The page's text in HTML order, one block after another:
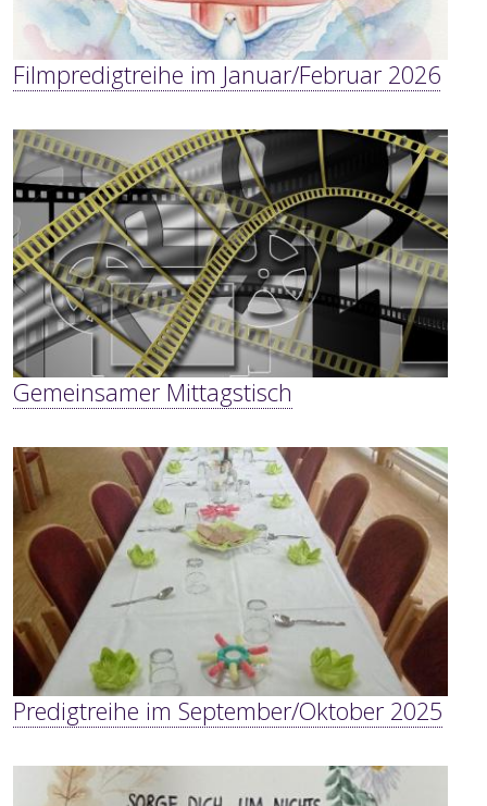
Filmpredigtreihe im Januar/Februar 2026
Gemeinsamer Mittagstisch
Predigtreihe im September/Oktober 2025